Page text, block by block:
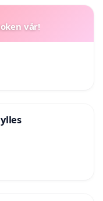
vår!